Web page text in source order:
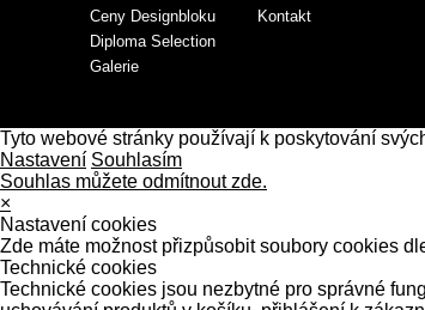
Ceny Designbloku
Diploma Selection
Galerie
Kontakt
Tyto webové stránky používají k poskytování
Nastavení Souhlasím
Souhlas můžete odmítnout zde.
×
Nastavení cookies
Zde máte možnost přizpůsobit soubory cookies
Technické cookies
Technické cookies jsou nezbytné pro správné